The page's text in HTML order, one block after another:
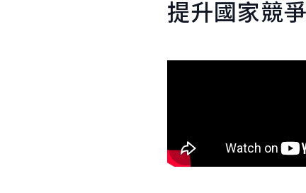
提升國家競